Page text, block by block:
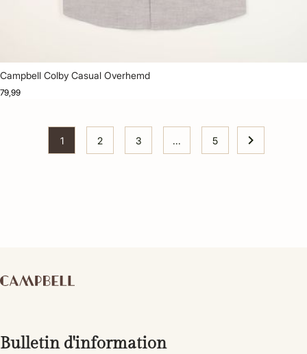
Campbell Colby Casual Overhemd
79,99
1 2 3 ... 5
Bulletin d'information